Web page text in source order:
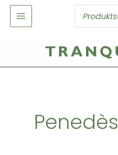
Inhalt
springen
Search
Penedès